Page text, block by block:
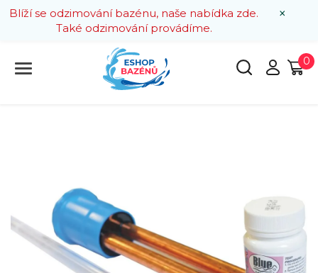
×
Blíží se odzimování bazénu, naše nabídka zde.
Také odzimování provádíme.
0